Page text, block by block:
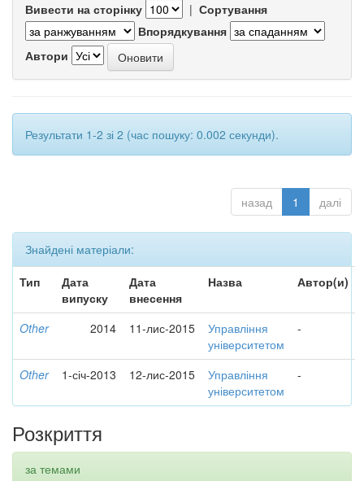
Вивести на сторінку | Сортування
Впорядкування
Автори
Результати 1-2 зі 2 (час пошуку: 0.002 секунди).
назад 1 далі
Знайдені матеріали:
Тип
Дата
випуску
Дата
внесення
Назва Автор(и)
Other 2014 11-лис-2015
Управління
університетом
-
Other 1-січ-2013 12-лис-2015
Управління
університетом
-
Розкриття
за темами